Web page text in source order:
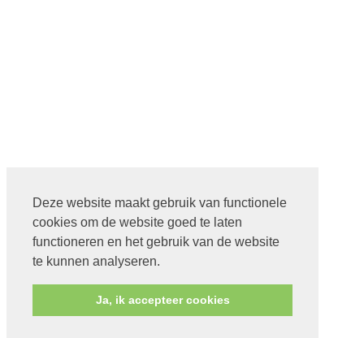
Deze website maakt gebruik van functionele
cookies om de website goed te laten
functioneren en het gebruik van de website
te kunnen analyseren.
Ja, ik accepteer cookies